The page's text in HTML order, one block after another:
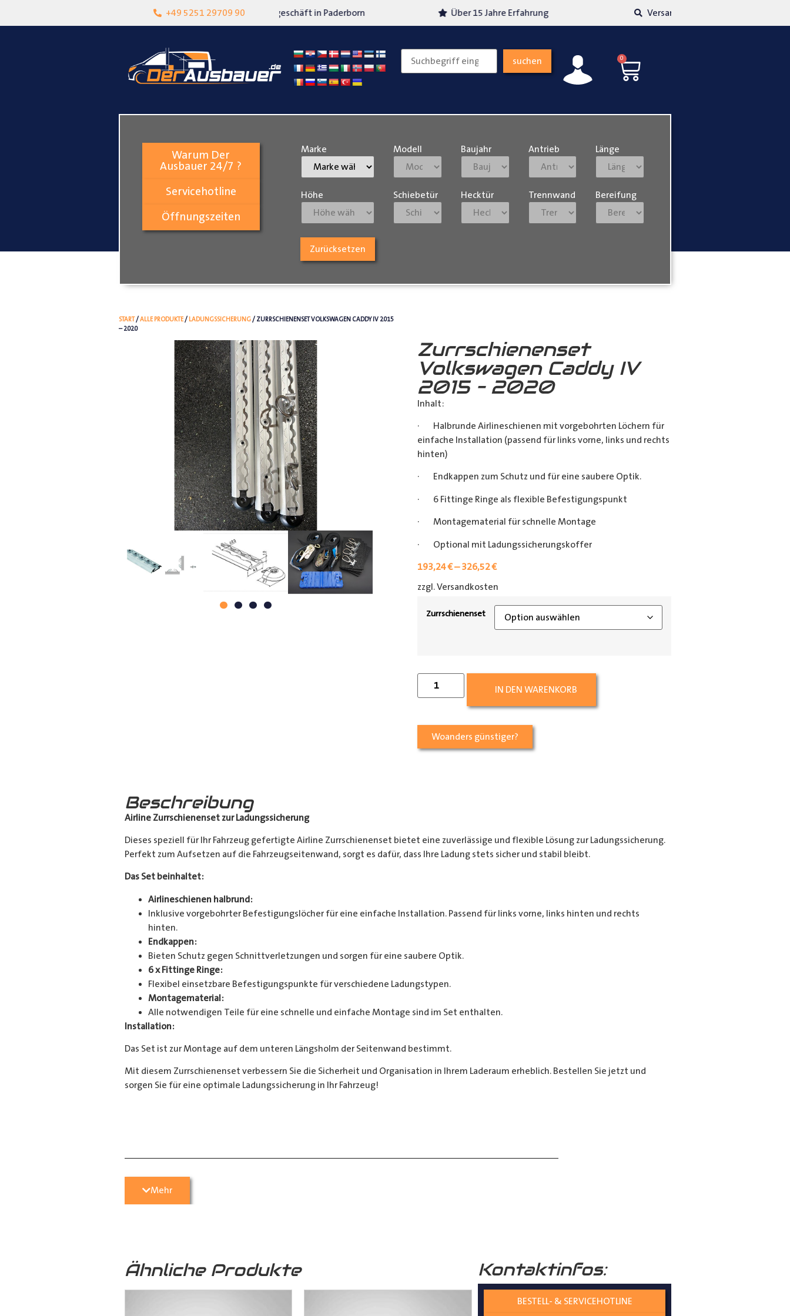
+49 5251 29709 90
Lokalgeschäft in Paderborn Über 15 Jahre Erfahrung Versandkosten transparent
suchen 0
Warum Der
Ausbauer 24/7 ?
Servicehotline
Öffnungszeiten
Marke Modell Baujahr Antrieb Länge
Höhe Schiebetür Hecktür Trennwand Bereifung
Zurücksetzen
START/ALLE PRODUKTE/ LADUNGSSICHERUNG/ ZURRSCHIENENSET VOLKSWAGEN CADDY IV 2015
– 2020
Zurrschienenset
Volkswagen Caddy IV
2015 – 2020
Inhalt:
· Halbrunde Airlineschienen mit vorgebohrten Löchern für
einfache Installation (passend für links vorne, links und rechts
hinten)
· Endkappen zum Schutz und für eine saubere Optik.
· 6 Fittinge Ringe als flexible Befestigungspunkt
· Montagematerial für schnelle Montage
· Optional mit Ladungssicherungskoffer
193,24€–326,52€
zzgl. Versandkosten
Zurrschienenset
IN DEN WARENKORB
Woanders günstiger?
Beschreibung
Airline Zurrschienenset zur Ladungssicherung
Dieses speziell für Ihr Fahrzeug gefertigte Airline Zurrschienenset bietet eine zuverlässige und flexible Lösung zur Ladungssicherung.
Perfekt zum Aufsetzen auf die Fahrzeugseitenwand, sorgt es dafür, dass Ihre Ladung stets sicher und stabil bleibt.
Das Set beinhaltet:
Airlineschienen halbrund:
Inklusive vorgebohrter Befestigungslöcher für eine einfache Installation. Passend für links vorne, links hinten und rechts
hinten.
Endkappen:
Bieten Schutz gegen Schnittverletzungen und sorgen für eine saubere Optik.
6 x Fittinge Ringe:
Flexibel einsetzbare Befestigungspunkte für verschiedene Ladungstypen.
Montagematerial:
Alle notwendigen Teile für eine schnelle und einfache Montage sind im Set enthalten.
Installation:
Das Set ist zur Montage auf dem unteren Längsholm der Seitenwand bestimmt.
Mit diesem Zurrschienenset verbessern Sie die Sicherheit und Organisation in Ihrem Laderaum erheblich. Bestellen Sie jetzt und
sorgen Sie für eine optimale Ladungssicherung in Ihr Fahrzeug!
Bei Fragen stehen wir Ihnen gerne zur Verfügung.
Hilfreiche Montageanleitungen und Tipps finden Sie auch auf unseremYouTube Kanal einfach und verständlich erklärt.
Mehr
Ähnliche Produkte Kontaktinfos:
BESTELL- & SERVICEHOTLINE